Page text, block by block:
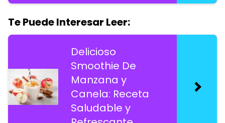
Te Puede Interesar Leer:
Delicioso
Smoothie De
Manzana y
Canela: Receta
Saludable y